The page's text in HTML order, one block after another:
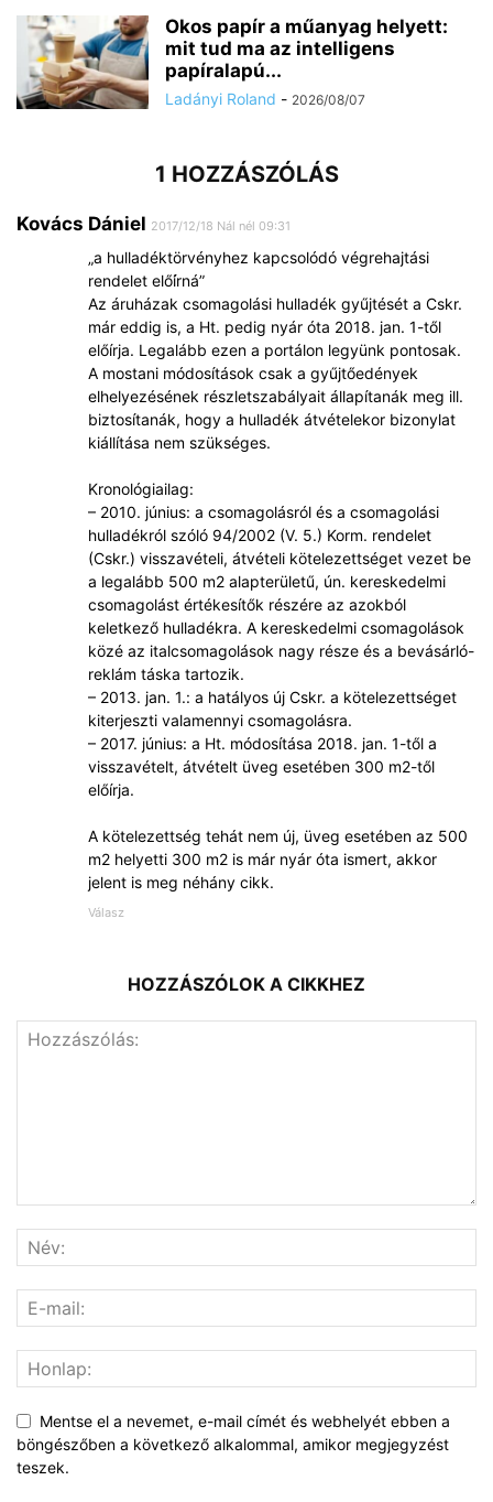
Okos papír a műanyag helyett:
mit tud ma az intelligens
papíralapú...
Ladányi Roland - 2026/08/07
1 HOZZÁSZÓLÁS
Kovács Dániel 2017/12/18 Nál nél 09:31
„a hulladéktörvényhez kapcsolódó végrehajtási
rendelet előí́rná”
Az áruházak csomagolási hulladék gyűjtését a Cskr.
már eddig is, a Ht. pedig nyár óta 2018. jan. 1-től
előírja. Legalább ezen a portálon legyünk pontosak.
A mostani módosítások csak a gyűjtőedények
elhelyezésének részletszabályait állapítanák meg ill.
biztosítanák, hogy a hulladék átvételekor bizonylat
kiállítása nem szükséges.
Kronológiailag:
– 2010. június: a csomagolásról és a csomagolási
hulladékról szóló 94/2002 (V. 5.) Korm. rendelet
(Cskr.) visszavételi, átvételi kötelezettséget vezet be
a legalább 500 m2 alapterületű, ún. kereskedelmi
csomagolást értékesítők részére az azokból
keletkező hulladékra. A kereskedelmi csomagolások
közé az italcsomagolások nagy része és a bevásárló-
reklám táska tartozik.
– 2013. jan. 1.: a hatályos új Cskr. a kötelezettséget
kiterjeszti valamennyi csomagolásra.
– 2017. június: a Ht. módosítása 2018. jan. 1-től a
visszavételt, átvételt üveg esetében 300 m2-től
előírja.
A kötelezettség tehát nem új, üveg esetében az 500
m2 helyetti 300 m2 is már nyár óta ismert, akkor
jelent is meg néhány cikk.
Válasz
HOZZÁSZÓLOK A CIKKHEZ
Mentse el a nevemet, e-mail címét és webhelyét ebben a
böngészőben a következő alkalommal, amikor megjegyzést
teszek.